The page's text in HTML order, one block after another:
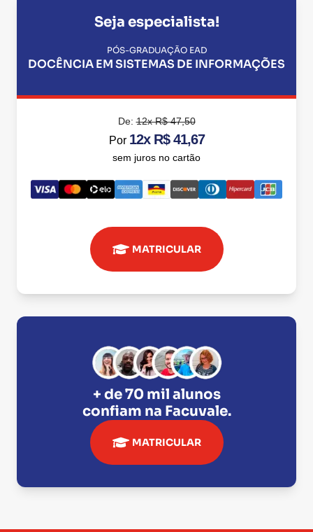
Seja especialista!
PÓS-GRADUAÇÃO EAD
DOCÊNCIA EM SISTEMAS DE INFORMAÇÕES
De:12x R$ 47,50
Por 12x R$ 41,67
sem juros no cartão
MATRICULAR
+ de 70 mil alunos
confiam na Facuvale.
MATRICULAR